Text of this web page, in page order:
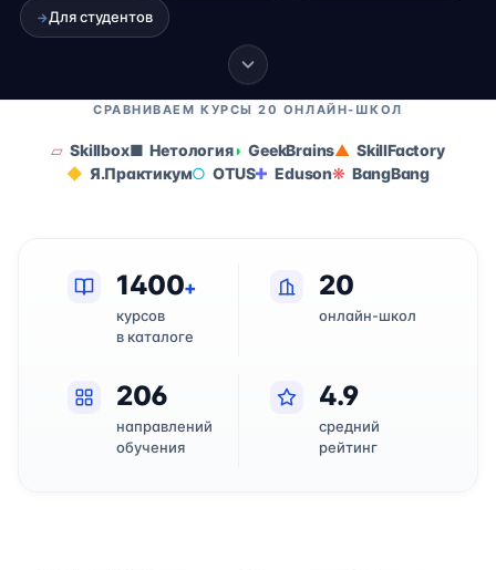
→Для студентов
СРАВНИВАЕМ КУРСЫ 20 ОНЛАЙН-ШКОЛ
Skillbox Нетология GeekBrains
SkillFactory
Я.Практикум
OTUS Eduson BangBang
1400+
курсов
в каталоге
20
онлайн-школ
206
направлений
обучения
4.9
средний
рейтинг